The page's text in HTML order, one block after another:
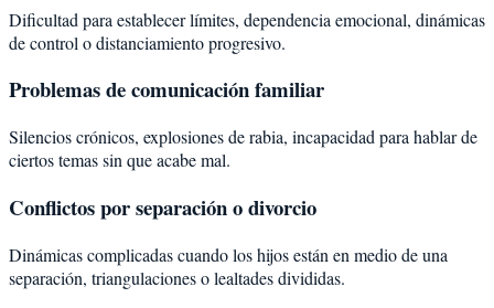
Dificultad para establecer límites, dependencia emocional, dinámicas
de control o distanciamiento progresivo.
Problemas de comunicación familiar
Silencios crónicos, explosiones de rabia, incapacidad para hablar de
ciertos temas sin que acabe mal.
Conflictos por separación o divorcio
Dinámicas complicadas cuando los hijos están en medio de una
separación, triangulaciones o lealtades divididas.